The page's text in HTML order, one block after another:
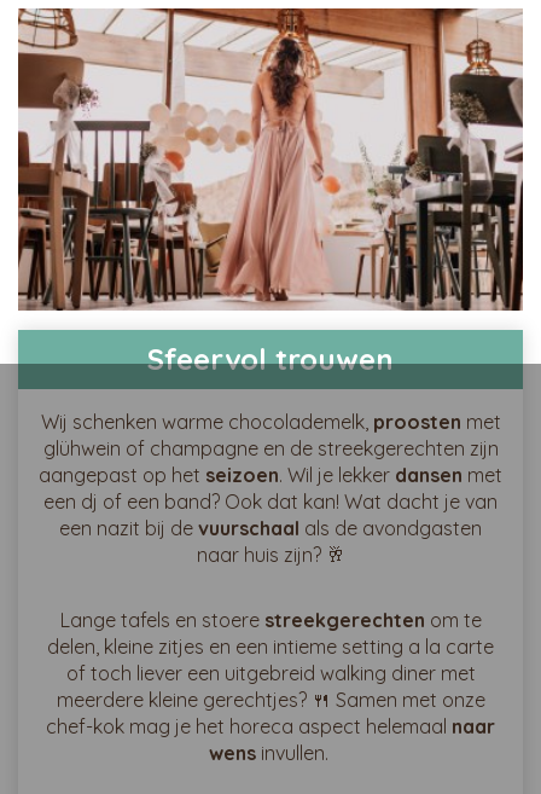
Sfeervol trouwen
Wij schenken warme chocolademelk, proosten met
glühwein of champagne en de streekgerechten zijn
aangepast op het seizoen. Wil je lekker dansen met
een dj of een band? Ook dat kan! Wat dacht je van
een nazit bij de vuurschaal als de avondgasten
naar huis zijn? 🥂
Lange tafels en stoere streekgerechten om te
delen, kleine zitjes en een intieme setting a la carte
of toch liever een uitgebreid walking diner met
meerdere kleine gerechtjes? 🍴 Samen met onze
chef-kok mag je het horeca aspect helemaal naar
wensinvullen.